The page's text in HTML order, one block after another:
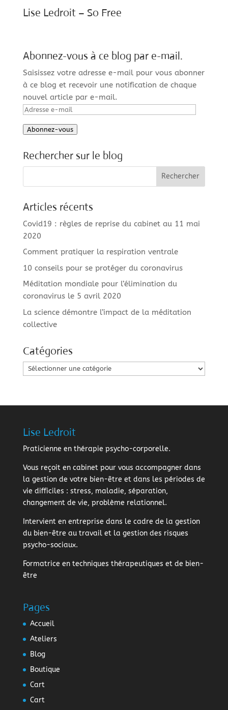
Lise Ledroit – So Free
Abonnez-vous à ce blog par e-mail.
Saisissez votre adresse e-mail pour vous abonner
à ce blog et recevoir une notification de chaque
nouvel article par e-mail.
Adresse
mail
Abonnez-vous
Rechercher sur le blog
Articles récents
Covid19 : règles de reprise du cabinet au 11 mai
2020
Comment pratiquer la respiration ventrale
10 conseils pour se protéger du coronavirus
Méditation mondiale pour l’élimination du
coronavirus le 5 avril 2020
La science démontre l’impact de la méditation
collective
Catégories
Catégories
Lise Ledroit
Praticienne en thérapie psycho-corporelle.
Vous reçoit en cabinet pour vous accompagner dans
la gestion de votre bien-être et dans les périodes de
vie difficiles : stress, maladie, séparation,
changement de vie, problème relationnel.
Intervient en entreprise dans le cadre de la gestion
du bien-être au travail et la gestion des risques
psycho-sociaux.
Formatrice en techniques thérapeutiques et de bien-
être
Pages
Accueil
Ateliers
Blog
Boutique
Cart
Cart